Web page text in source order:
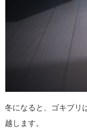
冬になると、ゴキブリ
越します。